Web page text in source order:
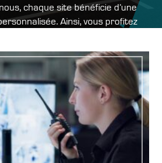
chaque site bénéficie d’une
Ainsi, vous profitez